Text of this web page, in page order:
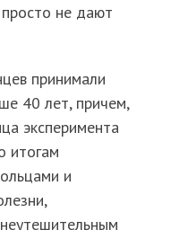
не дают
принимали
40 лет, причем,
эксперимента
итогам
и